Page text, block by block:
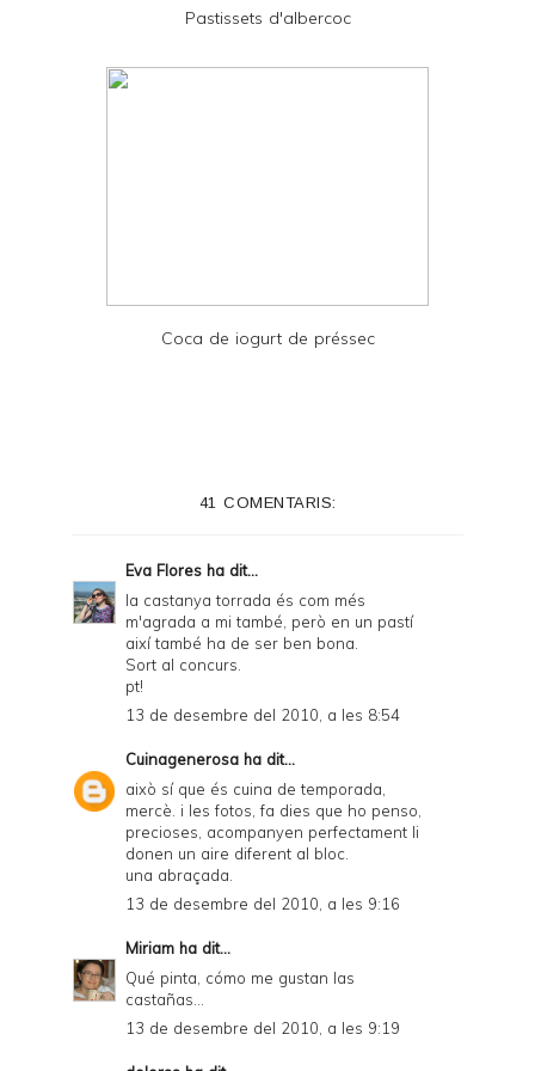
Pastissets d'albercoc
Coca de iogurt de préssec
41 COMENTARIS:
Eva Flores ha dit...
la castanya torrada és com més
m'agrada a mi també, però en un pastí
així també ha de ser ben bona.
Sort al concurs.
pt!
13 de desembre del 2010, a les 8:54
Cuinagenerosa ha dit...
això sí que és cuina de temporada,
mercè. i les fotos, fa dies que ho penso,
precioses, acompanyen perfectament li
donen un aire diferent al bloc.
una abraçada.
13 de desembre del 2010, a les 9:16
Miriam ha dit...
Qué pinta, cómo me gustan las
castañas...
13 de desembre del 2010, a les 9:19